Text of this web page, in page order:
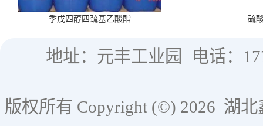
季戊四醇四巯基乙酸酯 硫
地址：元丰工业园 电话：
版权所有 Copyright (©) 2026 湖北